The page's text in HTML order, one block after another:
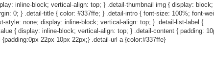
inline-block; vertical-align: top; } .detail-thumbnail img { display: block;
0; } .detail-title { color: #337ffe; } .detail-intro { font-size: 100%; font-
none; display: inline-block; vertical-align: top; } .detail-list-label {
{ display: inline-block; vertical-align: top; } .detail-content { padding:
22px 10px 22px;} .detail-url a {color:#337ffe}